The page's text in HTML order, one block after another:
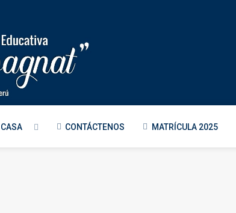
CONTÁCTENOS MATRÍCULA 2025